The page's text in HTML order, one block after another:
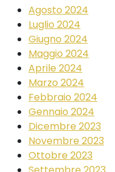
Agosto 2024
Luglio 2024
Giugno 2024
Maggio 2024
Aprile 2024
Marzo 2024
Febbraio 2024
Gennaio 2024
Dicembre 2023
Novembre 2023
Ottobre 2023